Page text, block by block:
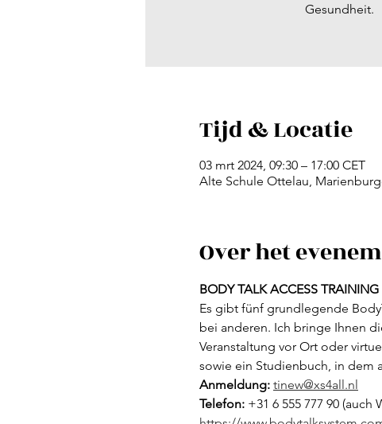
Gesundheit.
Tijd & Locatie
03 mrt 2024, 09:30 – 17:00 CET
Alte Schule Ottelau,
Over het
BODY TALK ACCESS TRAINING
Es gibt fünf grundlegende
bei anderen. Ich bringe Ihnen
Veranstaltung vor Ort oder
sowie ein Studienbuch, in dem
Anmeldung: tinew@xs4all.nl
Telefon: +31 6 555 777 90 (auch